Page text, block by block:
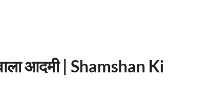
आदमी | Shamshan Ki